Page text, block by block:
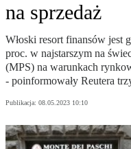
na sprzedaż
Włoski resort finansów jest
proc. w najstarszym na
(MPS) na warunkach
- poinformowały Reutera
Publikacja: 08.05.2023 10:10